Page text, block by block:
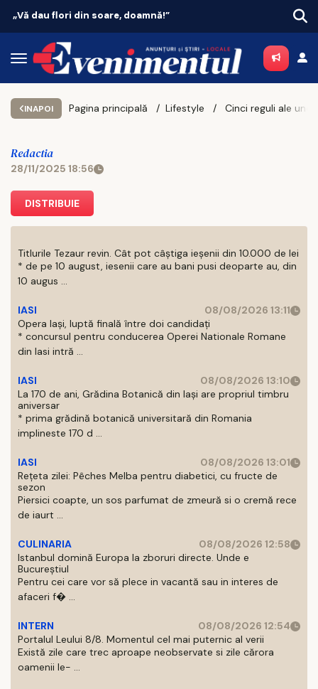
Vacanțe 2026: Portugalia conduce topul
INAPOI Pagina principală Lifestyle
Redactia
28/11/2025 18:56
DISTRIBUIE
Titlurile Tezaur revin. Cât pot câștiga ieșenii din 10.000 de lei
* de pe 10 august, iesenii care au bani pusi deoparte au, din
10 augus ...
IASI
08/08/2026 13:11
Opera Iași, luptă finală între doi candidați
* concursul pentru conducerea Operei Nationale Romane
din Iasi intră ...
IASI
08/08/2026 13:10
La 170 de ani, Grădina Botanică din Iași are propriul timbru
aniversar
* prima grădină botanică universitară din Romania
implineste 170 d ...
IASI
08/08/2026 13:01
Rețeta zilei: Pêches Melba pentru diabetici, cu fructe de
sezon
Piersici coapte, un sos parfumat de zmeură si o cremă rece
de iaurt ...
CULINARIA
08/08/2026 12:58
Istanbul domină Europa la zboruri directe. Unde e
Bucureștiul
Pentru cei care vor să plece in vacantă sau in interes de
afaceri f� ...
INTERN
08/08/2026 12:54
Portalul Leului 8/8. Momentul cel mai puternic al verii
Există zile care trec aproape neobservate si zile cărora
oamenii le- ...